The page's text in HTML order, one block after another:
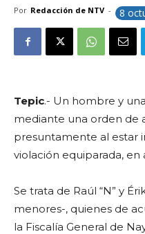
Por Redacción de NTV - 8
Tepic.- Un hombre y
mediante una orden de
presuntamente al estar
violación equiparada, en
Se trata de Raúl “N” y
menores-, quienes de
la Fiscalía General de